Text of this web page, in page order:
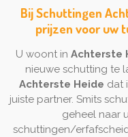
Bij Schuttingen
prijzen voor uw
U woont in Achterste
nieuwe schutting te
Achterste Heide dat
juiste partner. Smits
geheel naar
schuttingen/